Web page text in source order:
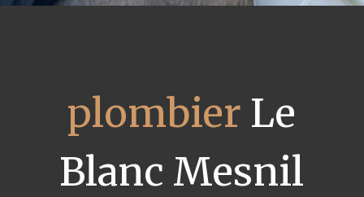
plombier Le
Blanc Mesnil